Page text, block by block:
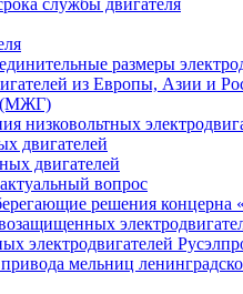
службы двигателя
размеры
из Европы, Азии и
(МЖГ)
низковольтных
двигателей
двигателей
вопрос
решения концерна
электродвигателей
мельниц